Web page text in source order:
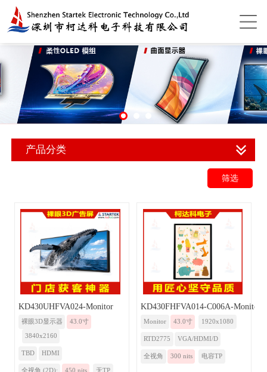
产品分类
筛选
KD430UHFVA024-Monitor
裸眼3D显示器
43.0寸
3840x2160
TBD HDMI
全视角 (2D); 450 nits 无TP
KD430FHFVA014-C006A-Monitor-
Monitor 43.0寸 1920x1080
RTD2775 VGA/HDMI/D
全视角 300 nits 电容TP